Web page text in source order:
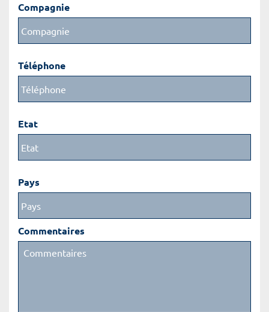
Compagnie
Téléphone
Etat
Pays
Commentaires